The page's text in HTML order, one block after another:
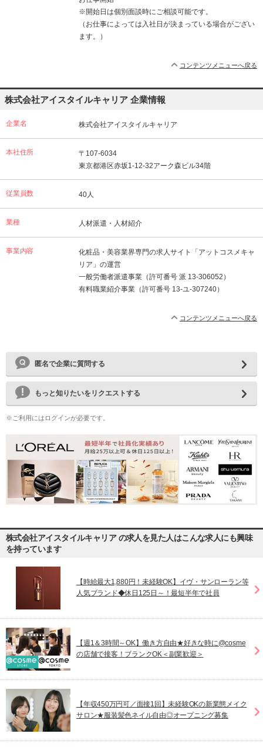
※開始日は個別面談時にご相談可能です。
（お仕事によっては入社日が決まっている場合がござい
ます。）
コンテンツメニューへ戻る
株式会社アイスタイルキャリア 企業情報
企業名 株式会社アイスタイルキャリア
本社住所
〒107-6034
東京都港区赤坂1-12-32アーク森ビル34階
従業員数 40人
業種 人材派遣・人材紹介
事業内容
化粧品・美容業界専門の求人サイト「アットコスメキャ
リア」の運営
一般労働者派遣事業（許可番号 派 13-306052）
有料職業紹介事業（許可番号 13-ユ-307240）
コンテンツメニューへ戻る
匿名で企業に質問する
もっと知りたいをリクエストする
※ご利用にはログインが必要です。
株式会社アイスタイルキャリア の求人を見た人はこんな求人にも興味
を持っています
【時給最大1,880円！未経験OK】イヴ・サンローラン等
人気ブランド◆休日125日～！最短半年で社員
【週1＆3時間～OK】働き方自由★好きな時に@cosme
の店舗で接客！ブランクOK＜副業歓迎＞
【年収450万円可／面接1回】未経験OKの新業態メイク
サロン★服装髪色ネイル自由◎オープニング募集